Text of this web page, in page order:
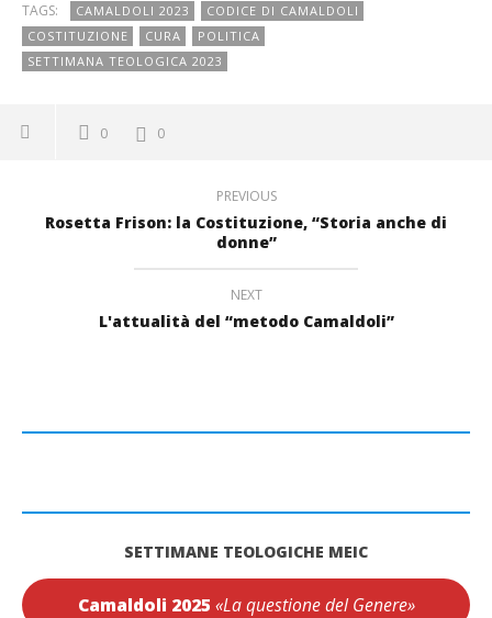
TAGS: CAMALDOLI 2023
CODICE DI CAMALDOLI
COSTITUZIONE
CURA
POLITICA
SETTIMANA TEOLOGICA 2023
0 0
PREVIOUS
Rosetta Frison: la Costituzione, “Storia anche di
donne”
NEXT
L'attualità del “metodo Camaldoli”
SETTIMANE TEOLOGICHE MEIC
Camaldoli 2025 «La questione del Genere»